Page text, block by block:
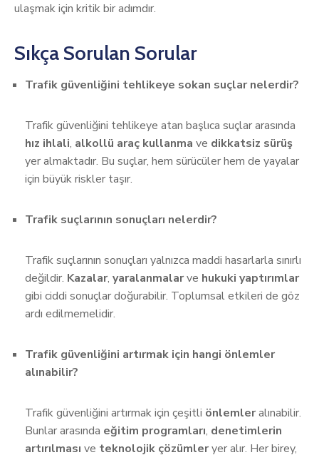
ulaşmak için kritik bir adımdır.
Sıkça Sorulan Sorular
Trafik güvenliğini tehlikeye sokan suçlar nelerdir?
Trafik güvenliğini tehlikeye atan başlıca suçlar arasında
hız ihlali, alkollü araç kullanma ve dikkatsiz sürüş
yer almaktadır. Bu suçlar, hem sürücüler hem de yayalar
için büyük riskler taşır.
Trafik suçlarının sonuçları nelerdir?
Trafik suçlarının sonuçları yalnızca maddi hasarlarla sınırlı
değildir. Kazalar, yaralanmalarve hukuki yaptırımlar
gibi ciddi sonuçlar doğurabilir. Toplumsal etkileri de göz
ardı edilmemelidir.
Trafik güvenliğini artırmak için hangi önlemler
alınabilir?
Trafik güvenliğini artırmak için çeşitli önlemleralınabilir.
Bunlar arasında eğitim programları, denetimlerin
artırılması ve teknolojik çözümleryer alır. Her birey,